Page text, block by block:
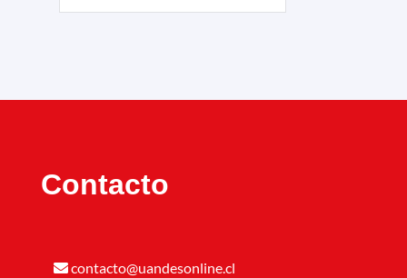
Contacto
contacto@uandesonline.cl